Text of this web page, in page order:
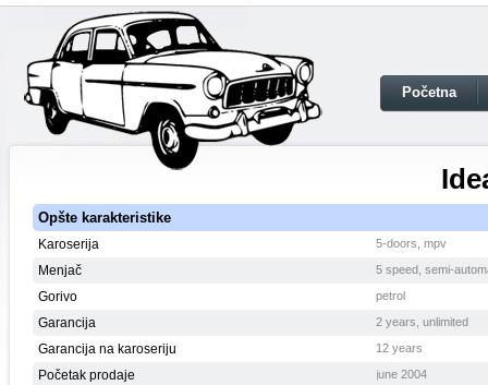
Početna
Opšte karakteristike
Karoserija 5-doors, mpv
Menjač 5 speed, semi-
Gorivo petrol
Garancija 2 years, unlimited
Garancija na karoseriju 12 years
Početak prodaje june 2004